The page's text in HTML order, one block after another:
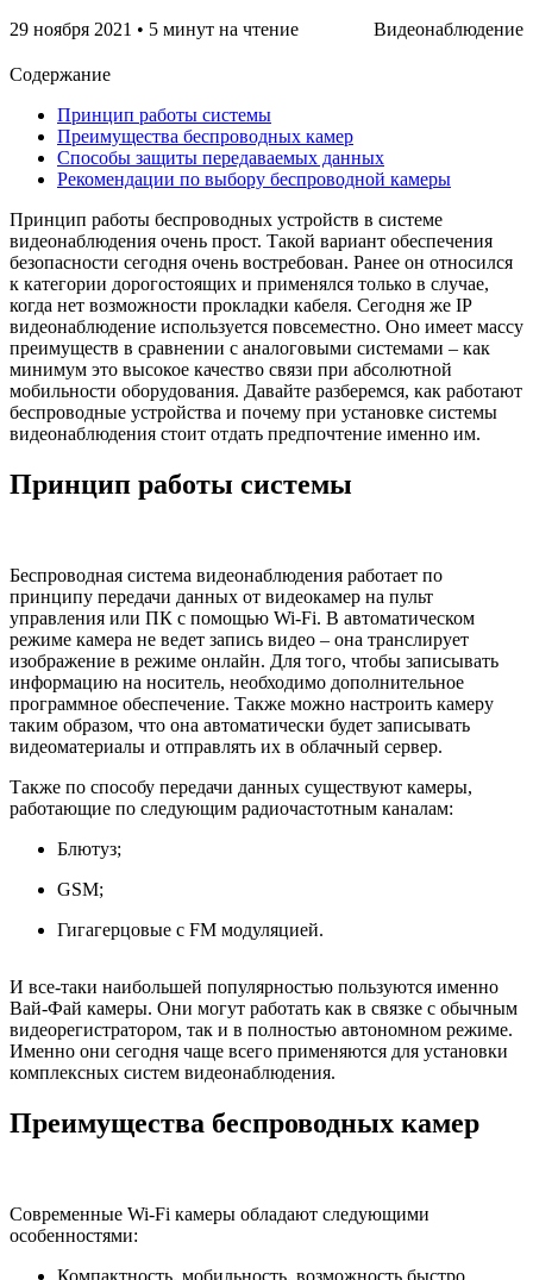
29 ноября 2021 • 5 минут на чтение Видеонаблюдение
Содержание
Принцип работы системы
Преимущества беспроводных камер
Способы защиты передаваемых данных
Рекомендации по выбору беспроводной камеры
Принцип работы беспроводных устройств в системе
видеонаблюдения очень прост. Такой вариант обеспечения
безопасности сегодня очень востребован. Ранее он относился
к категории дорогостоящих и применялся только в случае,
когда нет возможности прокладки кабеля. Сегодня же IP
видеонаблюдение используется повсеместно. Оно имеет массу
преимуществ в сравнении с аналоговыми системами – как
минимум это высокое качество связи при абсолютной
мобильности оборудования. Давайте разберемся, как работают
беспроводные устройства и почему при установке системы
видеонаблюдения стоит отдать предпочтение именно им.
Принцип работы системы
Беспроводная система видеонаблюдения работает по
принципу передачи данных от видеокамер на пульт
управления или ПК с помощью Wi-Fi. В автоматическом
режиме камера не ведет запись видео – она транслирует
изображение в режиме онлайн. Для того, чтобы записывать
информацию на носитель, необходимо дополнительное
программное обеспечение. Также можно настроить камеру
таким образом, что она автоматически будет записывать
видеоматериалы и отправлять их в облачный сервер.
Также по способу передачи данных существуют камеры,
работающие по следующим радиочастотным каналам:
Блютуз;
GSM;
Гигагерцовые с FM модуляцией.
И все-таки наибольшей популярностью пользуются именно
Вай-Фай камеры. Они могут работать как в связке с обычным
видеорегистратором, так и в полностью автономном режиме.
Именно они сегодня чаще всего применяются для установки
комплексных систем видеонаблюдения.
Преимущества беспроводных камер
Современные Wi-Fi камеры обладают следующими
особенностями:
Компактность, мобильность, возможность быстро